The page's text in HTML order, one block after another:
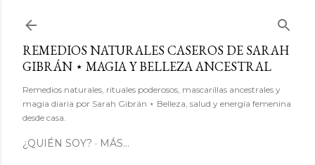
REMEDIOS NATURALES CASEROS DE SARAH
GIBRÁN ⋆ MAGIA Y BELLEZA ANCESTRAL
Remedios naturales, rituales poderosos, mascarillas ancestrales y
magia diaria por Sarah Gibrán ⋆ Belleza, salud y energía femenina
desde casa.
¿QUIÉN SOY? MÁS…